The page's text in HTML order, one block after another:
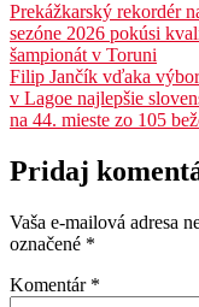
Prekážkarský rekordér
sezóne 2026 pokúsi
šampionát v Toruni
Filip Jančík vďaka
v Lagoe najlepšie
na 44. mieste zo 105
Pridaj
Vaša e-mailová adresa
označené *
Komentár *